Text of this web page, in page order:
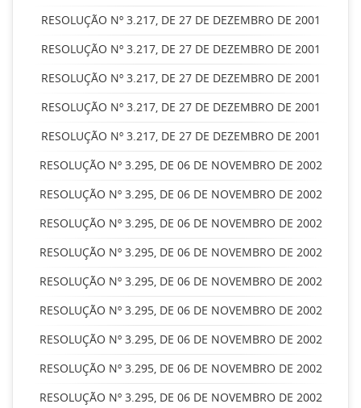
RESOLUÇÃO Nº 3.217, DE 27 DE DEZEMBRO DE 2001
RESOLUÇÃO Nº 3.217, DE 27 DE DEZEMBRO DE 2001
RESOLUÇÃO Nº 3.217, DE 27 DE DEZEMBRO DE 2001
RESOLUÇÃO Nº 3.217, DE 27 DE DEZEMBRO DE 2001
RESOLUÇÃO Nº 3.217, DE 27 DE DEZEMBRO DE 2001
RESOLUÇÃO Nº 3.295, DE 06 DE NOVEMBRO DE 2002
RESOLUÇÃO Nº 3.295, DE 06 DE NOVEMBRO DE 2002
RESOLUÇÃO Nº 3.295, DE 06 DE NOVEMBRO DE 2002
RESOLUÇÃO Nº 3.295, DE 06 DE NOVEMBRO DE 2002
RESOLUÇÃO Nº 3.295, DE 06 DE NOVEMBRO DE 2002
RESOLUÇÃO Nº 3.295, DE 06 DE NOVEMBRO DE 2002
RESOLUÇÃO Nº 3.295, DE 06 DE NOVEMBRO DE 2002
RESOLUÇÃO Nº 3.295, DE 06 DE NOVEMBRO DE 2002
RESOLUÇÃO Nº 3.295, DE 06 DE NOVEMBRO DE 2002